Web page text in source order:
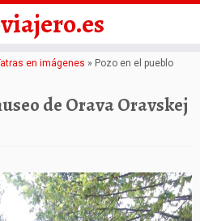
en imágenes » Pozo en el pueblo
de Orava Oravskej